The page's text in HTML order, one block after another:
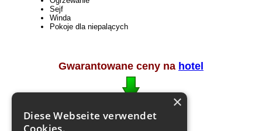
Sejf
Winda
Pokoje dla niepalących
Gwarantowane ceny na hotel
×
Diese Webseite verwendet